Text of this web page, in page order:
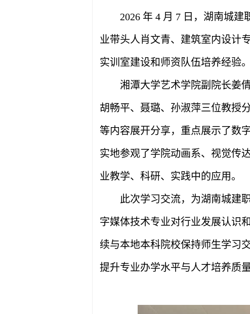
2026 年 4 月 7 日，湖南城
业带头人肖文青、建筑室内设计
实训室建设和师资队伍培养经验。
湘潭大学艺术学院副院长姜
胡畅平、聂璐、孙淑萍三位教授
等内容展开分享，重点展示了数
实地参观了学院动画系、视觉传
业教学、科研、实践中的应用。
此次学习交流，为湖南城建
字媒体技术专业对行业发展认识
续与本地本科院校保持师生学习
提升专业办学水平与人才培养质